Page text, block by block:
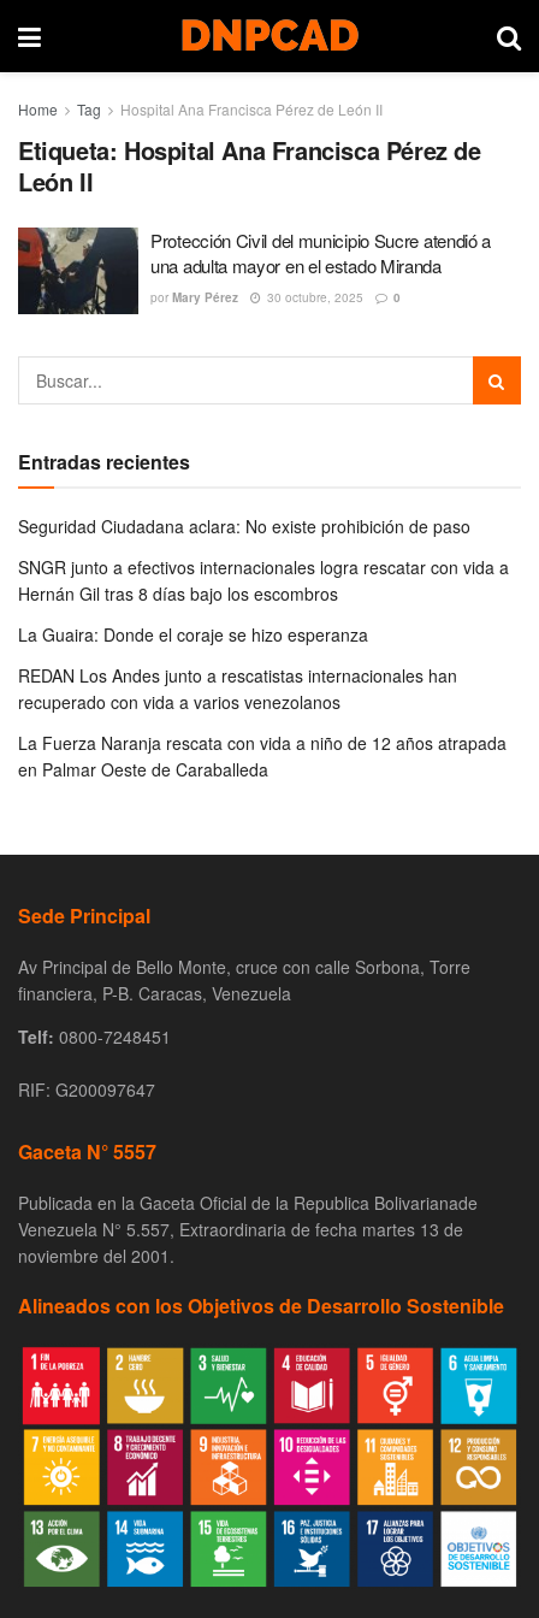
Home Tag Hospital Ana Francisca Pérez de León II
Etiqueta: Hospital Ana Francisca Pérez de
León II
Protección Civil del municipio Sucre atendió a
una adulta mayor en el estado Miranda
por Mary Pérez 30 octubre, 2025 0
Entradas recientes
Seguridad Ciudadana aclara: No existe prohibición de paso
SNGR junto a efectivos internacionales logra rescatar con vida a
Hernán Gil tras 8 días bajo los escombros
La Guaira: Donde el coraje se hizo esperanza
REDAN Los Andes junto a rescatistas internacionales han
recuperado con vida a varios venezolanos
La Fuerza Naranja rescata con vida a niño de 12 años atrapada
en Palmar Oeste de Caraballeda
Sede Principal
Av Principal de Bello Monte, cruce con calle Sorbona, Torre
financiera, P-B. Caracas, Venezuela
Telf: 0800-7248451
RIF: G200097647
Gaceta N° 5557
Publicada en la Gaceta Oficial de la Republica Bolivarianade
Venezuela N° 5.557, Extraordinaria de fecha martes 13 de
noviembre del 2001.
Alineados con los Objetivos de Desarrollo Sostenible